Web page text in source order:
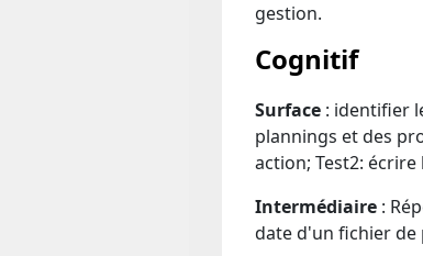
gestion.
Cognitif
Surface : identifier
plannings et des
action; Test2:
Intermédiaire :
date d'un fichier de